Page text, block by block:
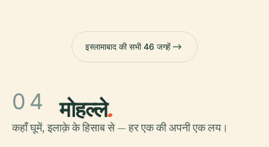
इस्लामाबाद की सभी 46 जगहें
04 मोहल्ले.
कहाँ घूमें, इलाक़े के हिसाब से — हर एक की अपनी एक लय।